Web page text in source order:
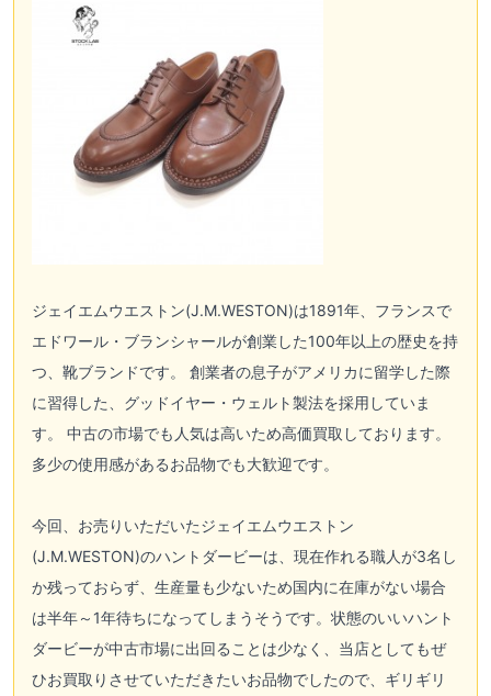
ジェイエムウエストン(J.M.WESTON)は1891年、フランスで
エドワール・ブランシャールが創業した100年以上の歴史を持
つ、靴ブランドです。 創業者の息子がアメリカに留学した際
に習得した、グッドイヤー・ウェルト製法を採用していま
す。 中古の市場でも人気は高いため高価買取しております。
多少の使用感があるお品物でも大歓迎です。
今回、お売りいただいたジェイエムウエストン
(J.M.WESTON)のハントダービーは、現在作れる職人が3名し
か残っておらず、生産量も少ないため国内に在庫がない場合
は半年～1年待ちになってしまうそうです。状態のいいハント
ダービーが中古市場に出回ることは少なく、当店としてもぜ
ひお買取りさせていただきたいお品物でしたので、ギリギリ